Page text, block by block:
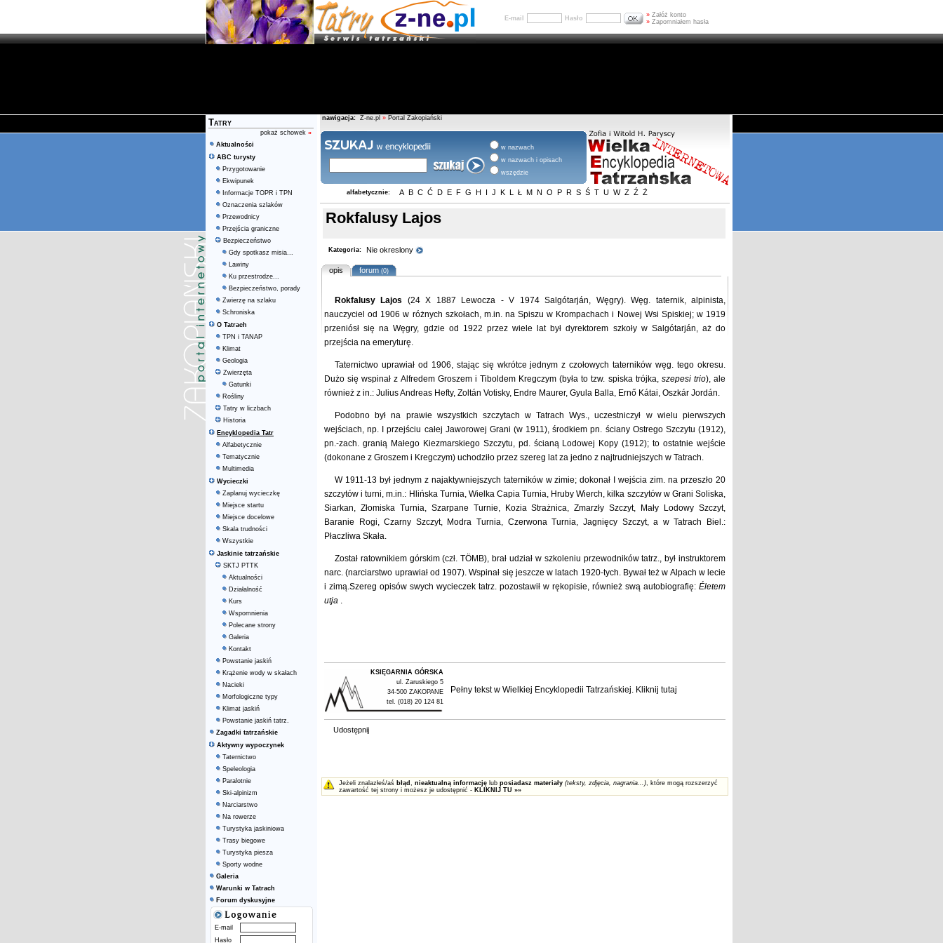
E-mail Hasło » Załóż konto
» Zapomniałem hasła
Tatry
pokaż schowek »
Aktualności
ABC turysty
Przygotowanie
Ekwipunek
Informacje TOPR i TPN
Oznaczenia szlaków
Przewodnicy
Przejścia graniczne
Bezpieczeństwo
Gdy spotkasz misia...
Lawiny
Ku przestrodze...
Bezpieczeństwo, porady
Zwierzę na szlaku
Schroniska
O Tatrach
TPN i TANAP
Klimat
Geologia
Zwierzęta
Gatunki
Rośliny
Tatry w liczbach
Historia
Encyklopedia Tatr
Alfabetycznie
Tematycznie
Multimedia
Wycieczki
Zaplanuj wycieczkę
Miejsce startu
Miejsce docelowe
Skala trudności
Wszystkie
Jaskinie tatrzańskie
SKTJ PTTK
Aktualności
Działalność
Kurs
Wspomnienia
Polecane strony
Galeria
Kontakt
Powstanie jaskiń
Krążenie wody w skałach
Nacieki
Morfologiczne typy
Klimat jaskiń
Powstanie jaskiń tatrz.
Zagadki tatrzańskie
Aktywny wypoczynek
Taternictwo
Speleologia
Paralotnie
Ski-alpinizm
Narciarstwo
Na rowerze
Turystyka jaskiniowa
Trasy biegowe
Turystyka piesza
Sporty wodne
Galeria
Warunki w Tatrach
Forum dyskusyjne
E-mail
Hasło
nawigacja: Z-ne.pl » Portal Zakopiański
w nazwach
w nazwach i opisach
wszędzie
alfabetycznie: A B C Ć D E F G H I J K L Ł M N O P R S Ś T U W Z Ź Ż
Rokfalusy Lajos
Kategoria: Nie okreslony
opis forum(0)
Rokfalusy Lajos
(24 X 1887 Lewocza - V 1974 Salgótarján, Węgry). Węg. taternik, alpinista,
nauczyciel od 1906 w różnych szkołach, m.in. na Spiszu w Krompachach i Nowej Wsi Spiskiej; w 1919
przeniósł się na Węgry, gdzie od 1922 przez wiele lat był dyrektorem szkoły w Salgótarján, aż do
przejścia na emeryturę.
Taternictwo uprawiał od 1906, stając się wkrótce jednym z czołowych taterników węg. tego okresu.
Dużo się wspinał z Alfredem Groszem i Tiboldem Kregczym (była to tzw. spiska trójka, szepesi trio), ale
również z in.: Julius Andreas Hefty, Zoltán Votisky, Endre Maurer, Gyula Balla, Ernő Kátai, Oszkár Jordán.
Podobno był na prawie wszystkich szczytach w Tatrach Wys., uczestniczył w wielu pierwszych
wejściach, np. I przejściu całej Jaworowej Grani (w 1911), środkiem pn. ściany Ostrego Szczytu (1912),
pn.-zach. granią Małego Kiezmarskiego Szczytu, pd. ścianą Lodowej Kopy (1912); to ostatnie wejście
(dokonane z Groszem i Kregczym) uchodziło przez szereg lat za jedno z najtrudniejszych w Tatrach.
W 1911-13 był jednym z najaktywniejszych taterników w zimie; dokonał I wejścia zim. na przeszło 20
szczytów i turni, m.in.: Hlińska Turnia, Wielka Capia Turnia, Hruby Wierch, kilka szczytów w Grani Soliska,
Siarkan, Złomiska Turnia, Szarpane Turnie, Kozia Strażnica, Zmarzły Szczyt, Mały Lodowy Szczyt,
Baranie Rogi, Czarny Szczyt, Modra Turnia, Czerwona Turnia, Jagnięcy Szczyt, a w Tatrach Biel.:
Płaczliwa Skała.
Został ratownikiem górskim (czł. TÖMB), brał udział w szkoleniu przewodników tatrz., był instruktorem
narc. (narciarstwo uprawiał od 1907). Wspinał się jeszcze w latach 1920-tych. Bywał też w Alpach w lecie
i zimą.Szereg opisów swych wycieczek tatrz. pozostawił w rękopisie, również swą autobiografię: Életem
utja .
KSIĘGARNIA GÓRSKA
ul. Zaruskiego 5
34-500 ZAKOPANE
tel. (018) 20 124 81
Pełny tekst w Wielkiej Encyklopedii Tatrzańskiej. Kliknij tutaj
Udostępnij
Jeżeli znalazłeś/aś błąd , nieaktualną informację lub posiadasz materiały (teksty, zdjęcia, nagrania...), które mogą rozszerzyć
zawartość tej strony i możesz je udostępnić - KLIKNIJ TU »»